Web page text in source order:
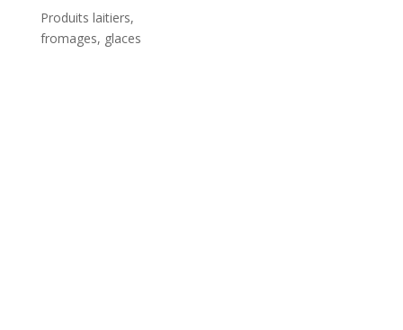
Produits laitiers,
fromages, glaces